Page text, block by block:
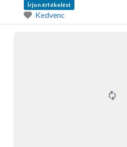
Írjon értékelést
Kedvenc